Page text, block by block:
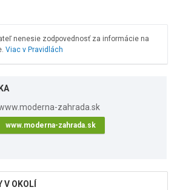
nenesie zodpovednosť za informácie na
Viac v Pravidlách
www.moderna-zahrada.sk
V OKOLÍ